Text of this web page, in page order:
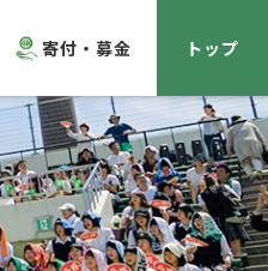
寄付・募金 トップ